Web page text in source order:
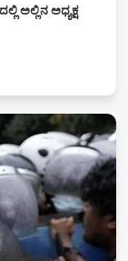
ಅಲ್ಲಿನ ಅಧ್ಯಕ್ಷ